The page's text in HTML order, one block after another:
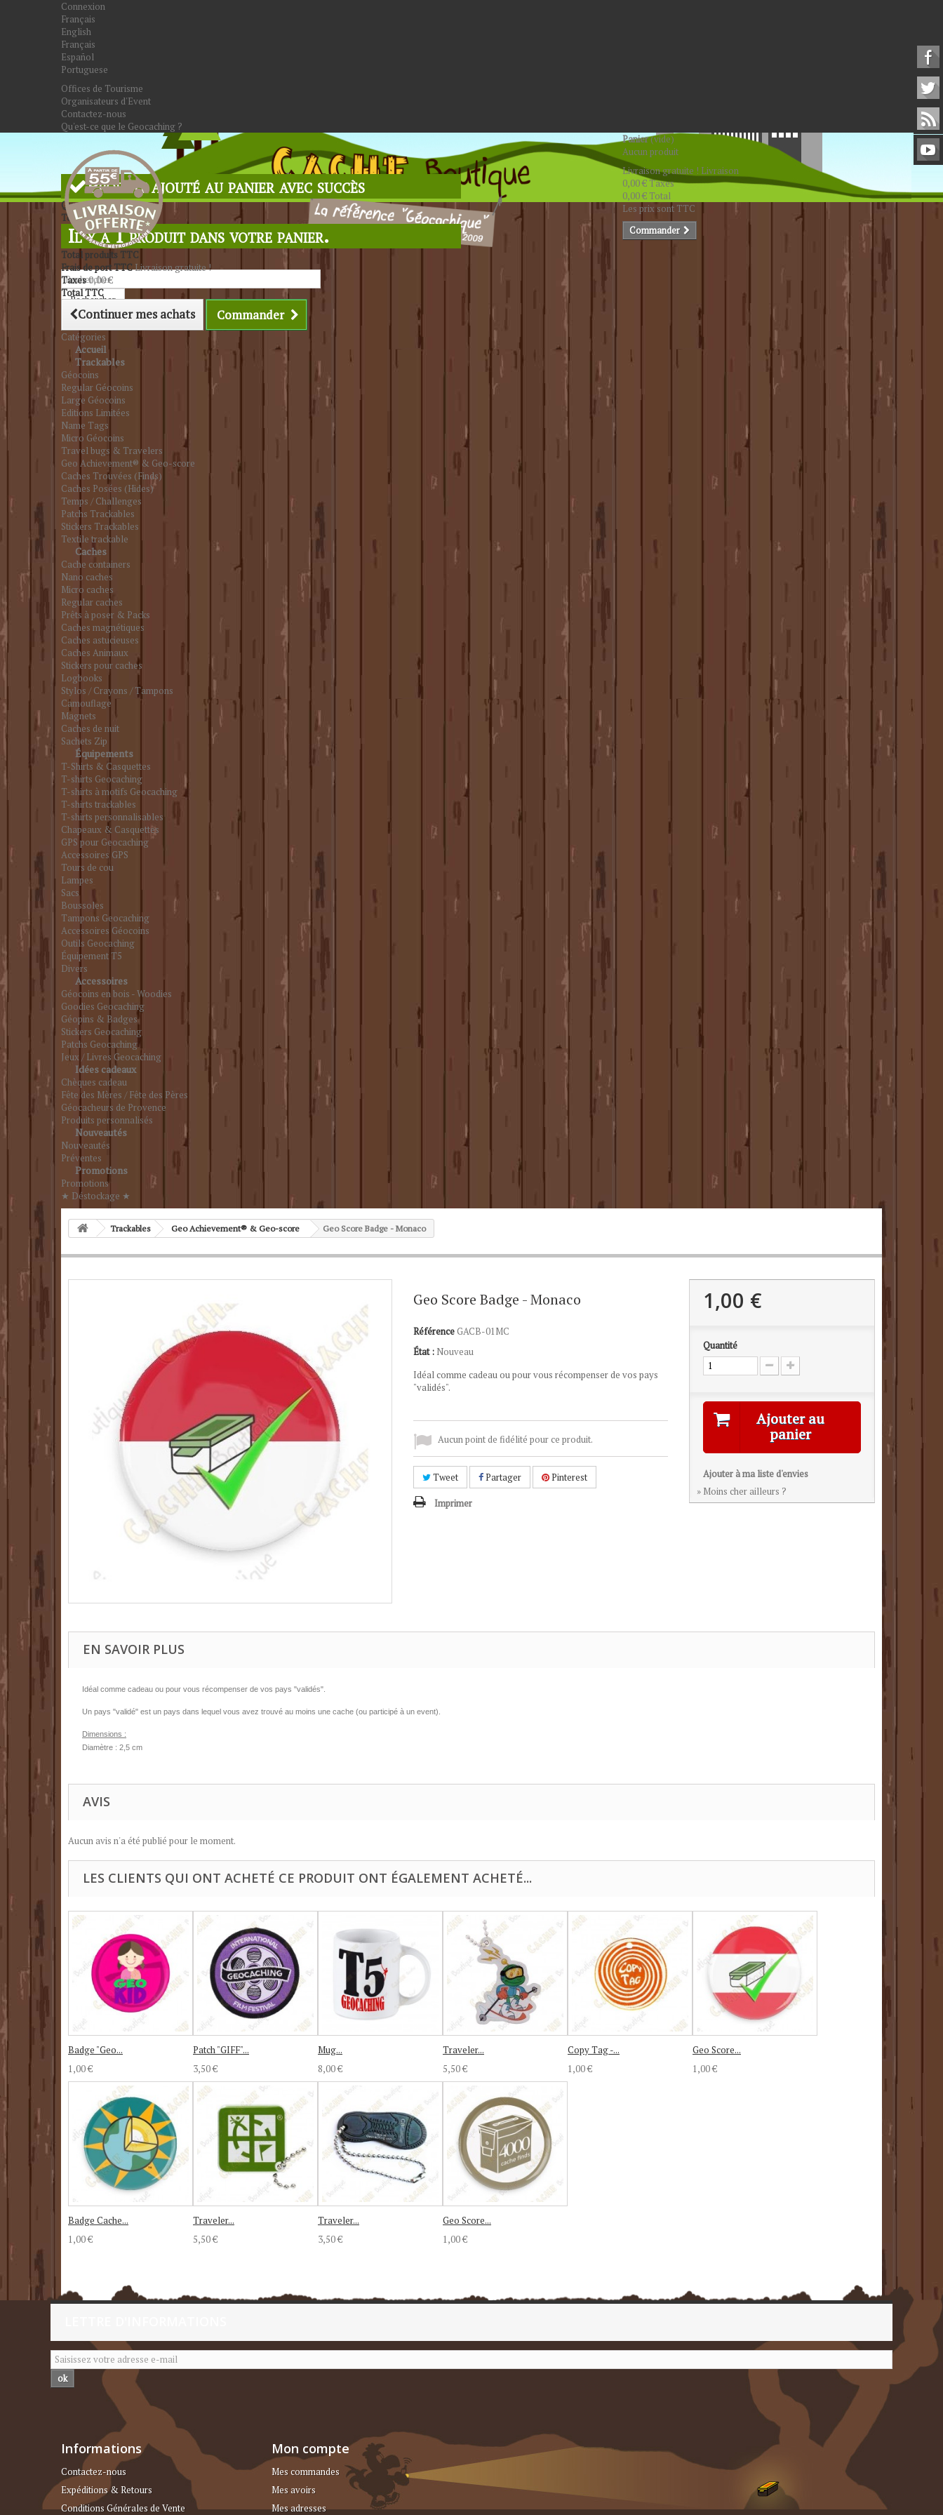
Connexion
Français
English
Français
Español
Portuguese
Offices de Tourisme
Organisateurs d'Event
Contactez-nous
Qu'est-ce que le Geocaching ?
Rechercher
Panier(vide)
Aucun produit
Livraison gratuite ! Livraison
0,00 €Taxes
0,00 € Total
Les prix sont TTC
Commander
Produit ajouté au panier avec succès
Quantité
Total
Il y a 1 produit dans votre panier.
Total produits TTC
Frais de port TTCLivraison gratuite !
Taxes0,00 €
Total TTC
Continuer mes achats Commander
Catégories
Accueil
Trackables
Géocoins
Regular Géocoins
Large Géocoins
Editions Limitées
Name Tags
Micro Géocoins
Travel bugs & Travelers
Geo Achievement® & Geo-score
Caches Trouvées (Finds)
Caches Posées (Hides)
Temps / Challenges
Patchs Trackables
Stickers Trackables
Textile trackable
Caches
Cache containers
Nano caches
Micro caches
Regular caches
Prêts à poser & Packs
Caches magnétiques
Caches astucieuses
Caches Animaux
Stickers pour caches
Logbooks
Stylos / Crayons / Tampons
Camouflage
Magnets
Caches de nuit
Sachets Zip
Équipements
T-Shirts & Casquettes
T-shirts Geocaching
T-shirts à motifs Geocaching
T-shirts trackables
T-shirts personnalisables
Chapeaux & Casquettes
GPS pour Geocaching
Accessoires GPS
Tours de cou
Lampes
Sacs
Boussoles
Tampons Geocaching
Accessoires Géocoins
Outils Geocaching
Équipement T5
Divers
Accessoires
Géocoins en bois - Woodies
Goodies Geocaching
Géopins & Badges
Stickers Geocaching
Patchs Geocaching
Jeux / Livres Geocaching
Idées cadeaux
Chèques cadeau
Fête des Mères / Fête des Pères
Géocacheurs de Provence
Produits personnalisés
Nouveautés
Nouveautés
Préventes
Promotions
Promotions
★ Déstockage ★
Trackables Geo Achievement® & Geo-score Geo Score Badge - Monaco
Geo Score Badge - Monaco
RéférenceGACB-01MC
État : Nouveau
Idéal comme cadeau ou pour vous récompenser de vos pays
"validés".
Aucun point de fidélité pour ce produit.
Tweet Partager Pinterest
Imprimer
1,00 €
Quantité
Ajouter au
panier
Ajouter à ma liste d'envies
» Moins cher ailleurs ?
EN SAVOIR PLUS
Idéal comme cadeau ou pour vous récompenser de vos pays "validés".
Un pays "validé" est un pays dans lequel vous avez trouvé au moins une cache (ou participé à un event).
Dimensions :
Diamètre : 2,5 cm
AVIS
Aucun avis n'a été publié pour le moment.
LES CLIENTS QUI ONT ACHETÉ CE PRODUIT ONT ÉGALEMENT ACHETÉ...
Badge "Geo...
1,00 €
Patch "GIFF"...
3,50 €
Mug...
8,00 €
Traveler...
5,50 €
Copy Tag -...
1,00 €
Geo Score...
1,00 €
Badge Cache...
1,00 €
Traveler...
5,50 €
Traveler...
3,50 €
Geo Score...
1,00 €
ok
Informations
Contactez-nous
Expéditions & Retours
Conditions Générales de Vente
Mon compte
Mes commandes
Mes avoirs
Mes adresses